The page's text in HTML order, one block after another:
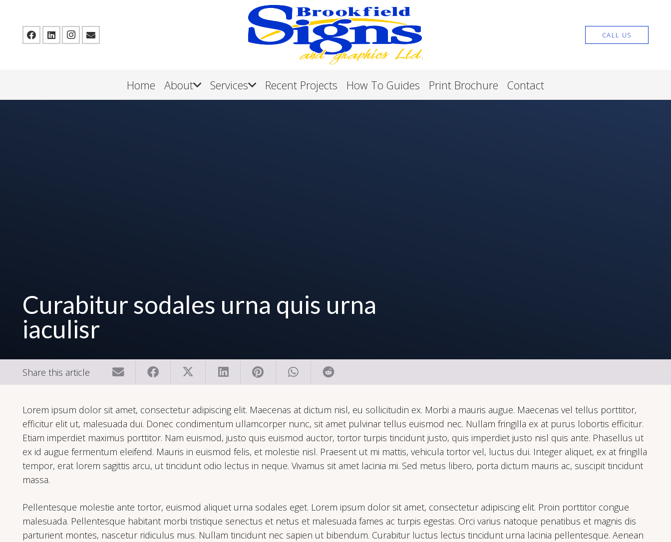
CALL US
Home About Services Recent Projects How To Guides Print Brochure Contact
Curabitur sodales urna quis urna
iaculisr
Share this article
Lorem ipsum dolor sit amet, consectetur adipiscing elit. Maecenas at dictum nisl, eu sollicitudin ex. Morbi a mauris augue. Maecenas vel tellus porttitor,
efficitur elit ut, malesuada dui. Donec condimentum ullamcorper nunc, sit amet pulvinar tellus euismod nec. Nullam fringilla ex at purus lobortis efficitur.
Etiam imperdiet maximus porttitor. Nam euismod, justo quis euismod auctor, tortor turpis tincidunt justo, quis imperdiet justo nisl quis ante. Phasellus ut
ex id augue fermentum eleifend. Mauris in euismod felis, et molestie nisl. Praesent ut mi mattis, vehicula tortor vel, luctus dui. Integer aliquet, ex at fringilla
tempor, erat lorem sagittis arcu, ut tincidunt odio lectus in neque. Vivamus sit amet lacinia mi. Sed metus libero, porta dictum mauris ac, suscipit tincidunt
massa.
Pellentesque molestie ante tortor, euismod aliquet urna sodales eget. Lorem ipsum dolor sit amet, consectetur adipiscing elit. Proin porttitor congue
malesuada. Pellentesque habitant morbi tristique senectus et netus et malesuada fames ac turpis egestas. Orci varius natoque penatibus et magnis dis
parturient montes, nascetur ridiculus mus. Nullam tincidunt nec sapien ut bibendum. Curabitur luctus lectus tincidunt urna lacinia pellentesque. Aenean